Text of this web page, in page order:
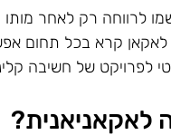
לרווחה רק לאחר
קרא בכל תחום
לפרויקט של חשיבה
לאקאניאנית?